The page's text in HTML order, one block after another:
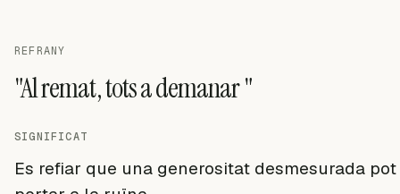
REFRANY
"Al remat, tots a demanar "
SIGNIFICAT
Es refiar que una generositat desmesurada pot